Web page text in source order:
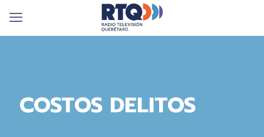
COSTOS DELITOS